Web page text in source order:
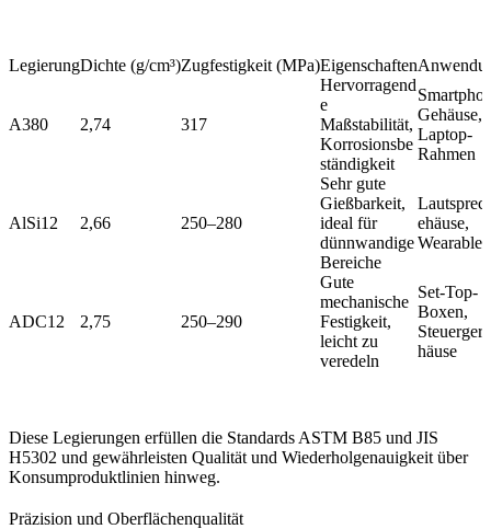
LegierungDichte (g/cm³)Zugfestigkeit (MPa)Eigenschaften
A380 2,74 317
Hervorragend
e
Maßstabilität,
Korrosionsbe
ständigkeit
Gehäuse,
Laptop-
Rahmen
AlSi12 2,66 250–280
Sehr gute
Gießbarkeit,
ideal für
dünnwandige
Bereiche
ehäuse,
Wearables
ADC12 2,75 250–290
Gute
mechanische
Festigkeit,
leicht zu
veredeln
Set-Top-
Boxen,
häuse
Diese Legierungen erfüllen die Standards ASTM B85 und JIS
H5302 und gewährleisten Qualität und Wiederholgenauigkeit über
Konsumproduktlinien hinweg.
Präzision und Oberflächenqualität